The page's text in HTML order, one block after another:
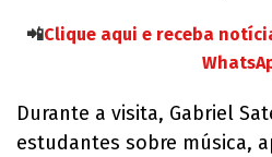
📲Clique aqui e receba
Durante a visita, Gabriel
estudantes sobre música,